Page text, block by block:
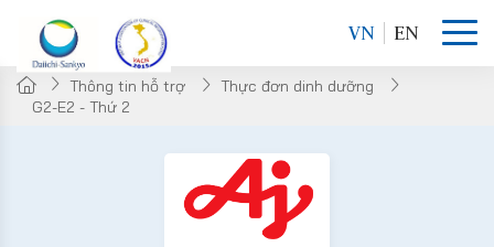
VN EN
Thông tin hỗ trợ
Thực đơn dinh dưỡng
G2-E2 - Thứ 2